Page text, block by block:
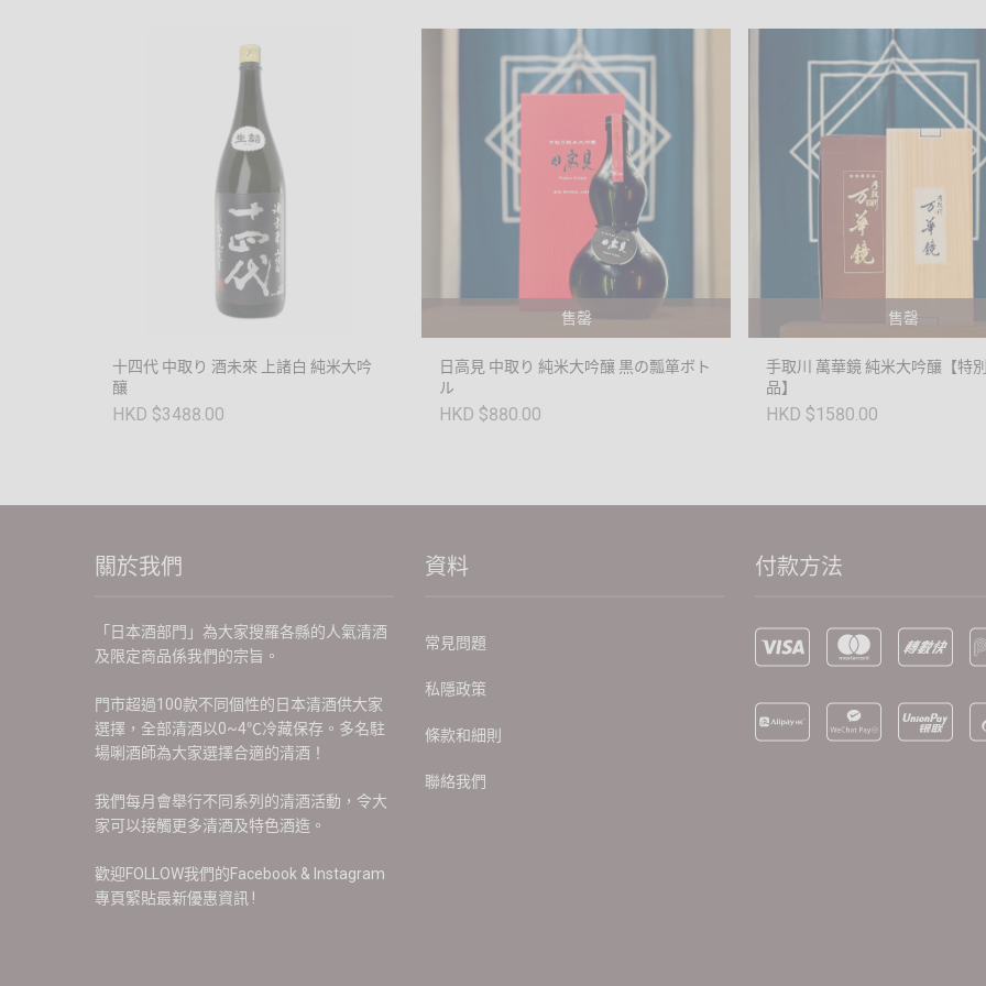
十四代 中取り 酒未來 上諸白 純米大吟
釀
HKD $3488.00
售罄
日高見 中取り 純米大吟釀 黒の瓢箪ボト
ル
HKD $880.00
售罄
手取川 萬華鏡 純米大吟釀【特
品】
HKD $1580.00
關於我們
「日本酒部門」為大家搜羅各縣的人氣清酒
及限定商品係我們的宗旨。
門市超過100款不同個性的日本清酒供大家
選擇，全部清酒以0~4℃冷藏保存。多名駐
場唎酒師為大家選擇合適的清酒！
我們每月會舉行不同系列的清酒活動，令大
家可以接觸更多清酒及特色酒造。
歡迎FOLLOW我們的Facebook & Instagram
專頁緊貼最新優惠資訊 !
資料
常見問題
私隱政策
條款和細則
聯絡我們
付款方法